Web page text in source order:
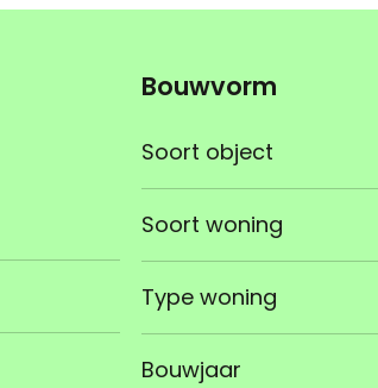
Bouwvorm
Soort object
Soort woning
Type woning
Bouwjaar